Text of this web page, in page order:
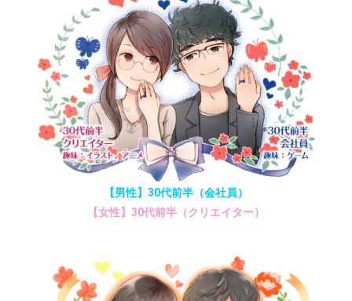
【男性】30代前半（会社員）
【女性】30代前半（クリエイター）